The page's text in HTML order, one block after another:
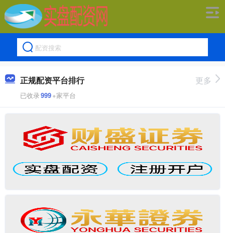
正规配资平台排行
已收录999+家平台
更多